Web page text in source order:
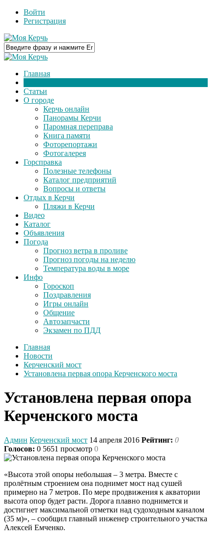
Войти
Регистрация
Главная
Статьи
О городе
Керчь онлайн
Панорамы Керчи
Паромная переправа
Книга памяти
Фоторепортажи
Фотогалерея
Горсправка
Полезные телефоны
Каталог предприятий
Вопросы и ответы
Отдых в Керчи
Пляжи в Керчи
Видео
Каталог
Объявления
Погода
Прогноз ветра в проливе
Прогноз погоды на неделю
Температура воды в море
Инфо
Гороскоп
Поздравления
Игры онлайн
Общение
Автозапчасти
Экзамен по ПДД
Главная
Новости
Керченский мост
Установлена первая опора Керченского моста
Установлена первая опора
Керченского моста
Админ Керченский мост 14 апреля 2016 Рейтинг: 0
Голосов: 0 5651 просмотр 0
«Высота этой опоры небольшая – 3 метра. Вместе с
пролётным строением она поднимет мост над сушей
примерно на 7 метров. По мере продвижения к акватории
высота опор будет расти. Дорога плавно поднимется и
достигнет максимальной отметки над судоходным каналом
(35 м)», – сообщил главный инженер строительного участка
Алексей Емченко.